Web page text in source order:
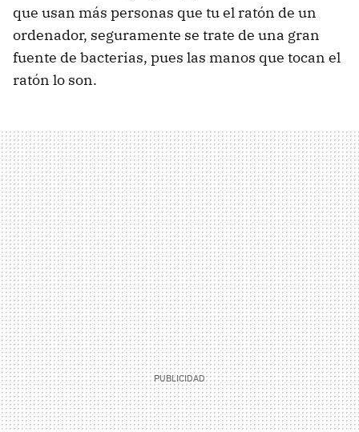
que usan más personas que tu el ratón de un
ordenador, seguramente se trate de una gran
fuente de bacterias, pues las manos que tocan el
ratón lo son.